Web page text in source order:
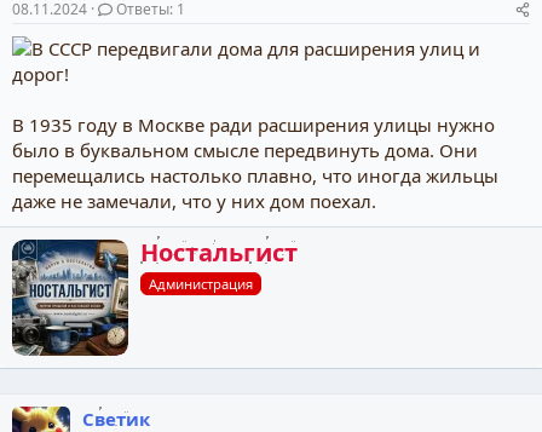
р
т
е
ы
н
л
а
08.11.2024 Ответы: 1
В 1935 году в Москве ради расширения улицы нужно
было в буквальном смысле передвинуть дома. Они
перемещались настолько плавно, что иногда жильцы
даже не замечали, что у них дом поехал.
А
в
т
Ностальгист
Администрация
Светик